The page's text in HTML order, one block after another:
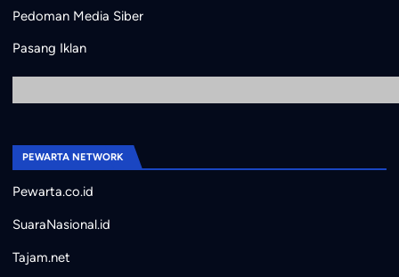
Pedoman Media Siber
Pasang Iklan
PEWARTA NETWORK
Pewarta.co.id
SuaraNasional.id
Tajam.net